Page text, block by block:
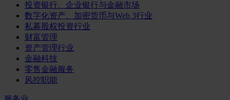
投资银行、企业银行与金融市场
数字化资产、加密货币与Web 3行业
私募股权投资行业
财富管理
资产管理行业
金融科技
零售金融服务
风控职能